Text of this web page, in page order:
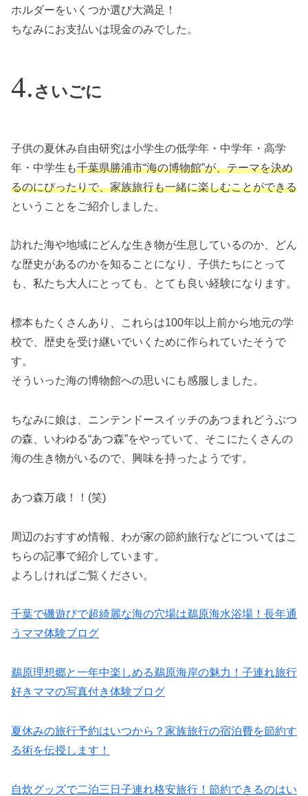
ホルダーをいくつか選び大満足！
ちなみにお支払いは現金のみでした。
さいごに
子供の夏休み自由研究は小学生の低学年・中学年・高学
年・中学生も千葉県勝浦市“海の博物館”が、テーマを決め
るのにぴったりで、家族旅行も一緒に楽しむことができる
ということをご紹介しました。
訪れた海や地域にどんな生き物が生息しているのか、どん
な歴史があるのかを知ることになり、子供たちにとって
も、私たち大人にとっても、とても良い経験になります。
標本もたくさんあり、これらは100年以上前から地元の学
校で、歴史を受け継いでいくために作られていたそうで
す。
そういった海の博物館への思いにも感服しました。
ちなみに娘は、ニンテンドースイッチのあつまれどうぶつ
の森、いわゆる“あつ森”をやっていて、そこにたくさんの
海の生き物がいるので、興味を持ったようです。
あつ森万歳！！(笑)
周辺のおすすめ情報、わが家の節約旅行などについてはこ
ちらの記事で紹介しています。
よろしければご覧ください。
千葉で磯遊びで超綺麗な海の穴場は鵜原海水浴場！長年通
うママ体験ブログ
鵜原理想郷と一年中楽しめる鵜原海岸の魅力！子連れ旅行
好きママの写真付き体験ブログ
夏休みの旅行予約はいつから？家族旅行の宿泊費を節約す
る術を伝授します！
自炊グッズで二泊三日子連れ格安旅行！節約できるのはい